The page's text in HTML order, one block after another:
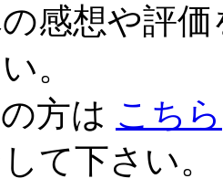
感想や評価
。
方は こちら
て下さい。